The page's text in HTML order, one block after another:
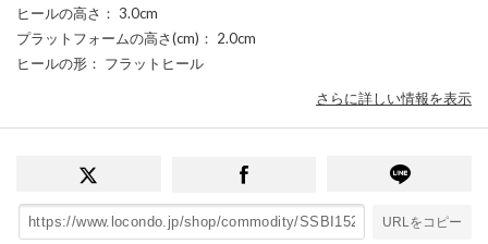
ヒールの高さ ： 3.0cm
プラットフォームの高さ(cm) ： 2.0cm
ヒールの形 ： フラットヒール
さらに詳しい情報を表示
URLをコピー